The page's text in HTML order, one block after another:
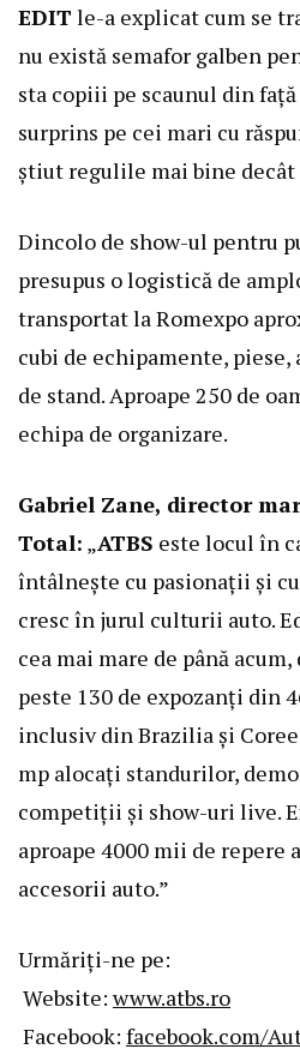
EDIT le-a explicat cum se
nu există semafor galben
sta copiii pe scaunul din
surprins pe cei mari cu
știut regulile mai bine
Dincolo de show-ul pentru
presupus o logistică de
transportat la Romexpo
cubi de echipamente,
de stand. Aproape 250 de
echipa de organizare.
Gabriel Zane, director
Total: „ATBS este locul în
întâlnește cu pasionații și
cresc în jurul culturii auto.
cea mai mare de până
peste 130 de expozanți din
inclusiv din Brazilia și
mp alocați standurilor,
competiții și show-uri live.
aproape 4000 mii de repere
accesorii auto.”
Urmăriți-ne pe:
Website: www.atbs.ro
Facebook: facebook.com/